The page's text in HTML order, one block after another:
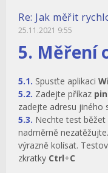
Re: Jak měřit
25.11.2021 9:55
5. Měření
5.1. Spusťte aplikaci
5.2. Zadejte příkaz
zadejte adresu jiného
5.3. Nechte test
nadměrně
výrazně kolísat.
zkratky Ctrl+C